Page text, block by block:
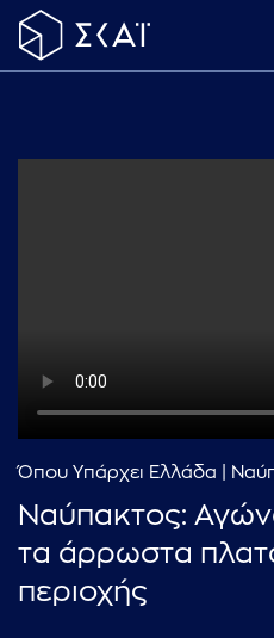
Όπου Υπάρχει Ελλάδα |
Ναύπακτος:
τα άρρωστα
περιοχής